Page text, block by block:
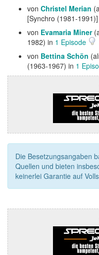
von Christel Merian
[Synchro (1981-
von Evamaria Miner
1982) in 1 Episode
von Bettina Schön
(1963-1967) in 1
Die Besetzungsangaben
Quellen und bieten
keinerlei Garantie auf